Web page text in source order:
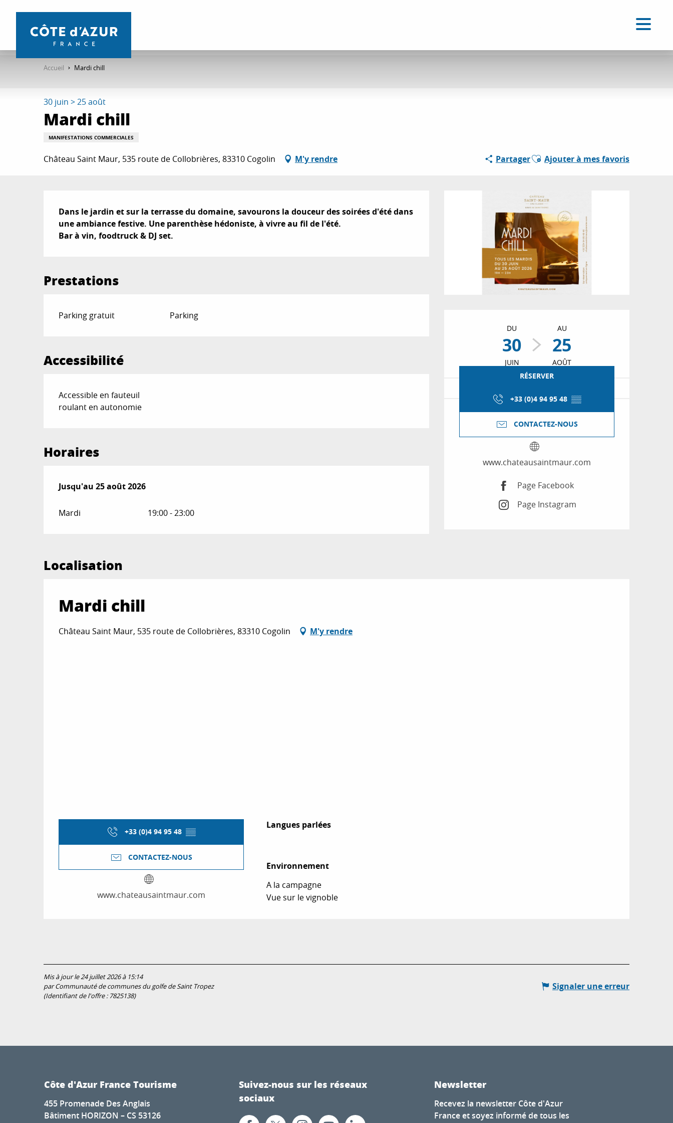
contenu
Accueil Mardi chill
30 juin > 25 août
Mardi chill
MANIFESTATIONS COMMERCIALES
Château Saint Maur, 535 route de Collobrières, 83310 Cogolin M'y rendre PartagerAjouter aux favoris
Ajouter à mes favoris
Ouverture et
DU
30
JUIN
AU
25
AOÛT
RÉSERVER
+33 (0)4 94 95 48 ▒▒
CONTACTEZ-NOUS
www.chateausaintmaur.com
Page Facebook
Page Instagram
Description
Dans le jardin et sur la terrasse du domaine, savourons la douceur des soirées d'été dans
une ambiance festive. Une parenthèse hédoniste, à vivre au fil de l'été.
Bar à vin, foodtruck & DJ set.
Prestations
Parking gratuit Parking
Accessibilité
Accessible en fauteuil
roulant en autonomie
Horaires
Du30 juin 2026au25 août 2026
Jusqu'au 25 août 2026
Mardi 19:00 - 23:00
Localisation
Mardi chill
Château Saint Maur, 535 route de Collobrières, 83310 Cogolin M'y rendre
+33 (0)4 94 95 48 ▒▒
CONTACTEZ-NOUS
www.chateausaintmaur.com
Langues parlées
Langues parlées
Environnement
Environnement
A la campagne
Vue sur le vignoble
Mis à jour le 24 juillet 2026 à 15:14
par Communauté de communes du golfe de Saint Tropez
(Identifiant de l'offre : 7825138)
Signaler une erreur
Côte d'Azur France Tourisme
455 Promenade Des Anglais
Bâtiment HORIZON – CS 53126
Suivez-nous sur les réseaux
sociaux
Newsletter
Recevez la newsletter Côte d'Azur
France et soyez informé de tous les